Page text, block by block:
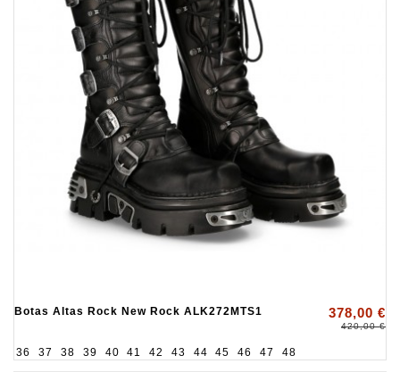
Botas Altas Rock New Rock ALK272MTS1 378,00 €
420,00 €
36 37 38 39 40 41 42 43 44 45 46 47 48